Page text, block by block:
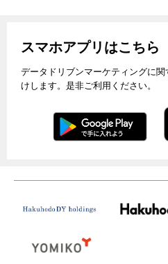
スマホアプリはこちら
データドリブンマーケティングに
けします。是非ご利用ください。